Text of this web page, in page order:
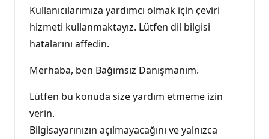
ı
n
l
ı
k
a
Kullanıcılarımıza yardımcı olmak için çeviri
hizmeti kullanmaktayız. Lütfen dil bilgisi
hatalarını affedin.
Merhaba, ben Bağımsız Danışmanım.
Lütfen bu konuda size yardım etmeme izin
verin.
Bilgisayarınızın açılmayacağını ve yalnızca